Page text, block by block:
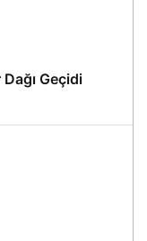
Geçidi